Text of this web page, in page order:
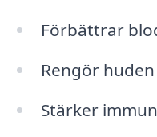
Förbättrar
Rengör
Stärker